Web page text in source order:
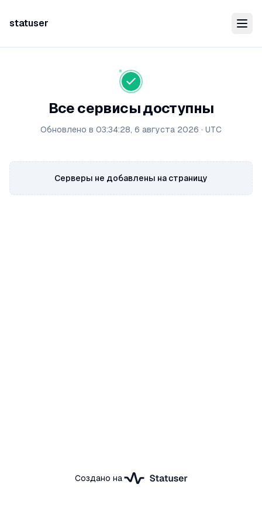
statuser
Все сервисы доступны
Обновлено в 03:34:28, 6 августа 2026 · UTC
Серверы не добавлены на страницу
Создано на